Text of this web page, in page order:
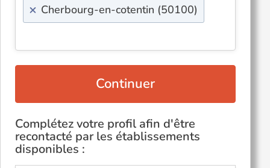
× Cherbourg-en-cotentin (50100)
Continuer
Complétez votre profil afin d'être
recontacté par les établissements
disponibles :